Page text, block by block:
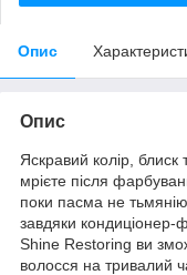
Опис
Опис
Яскравий колір, блиск
мрієте після
поки пасма не
завдяки
Shine Restoring ви
волосся на тривалий